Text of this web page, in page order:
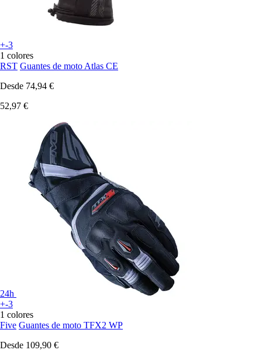
+-3
1 colores
RST Guantes de moto Atlas CE
Desde 74,94 €
52,97 €
24h
+-3
1 colores
Five Guantes de moto TFX2 WP
Desde 109,90 €